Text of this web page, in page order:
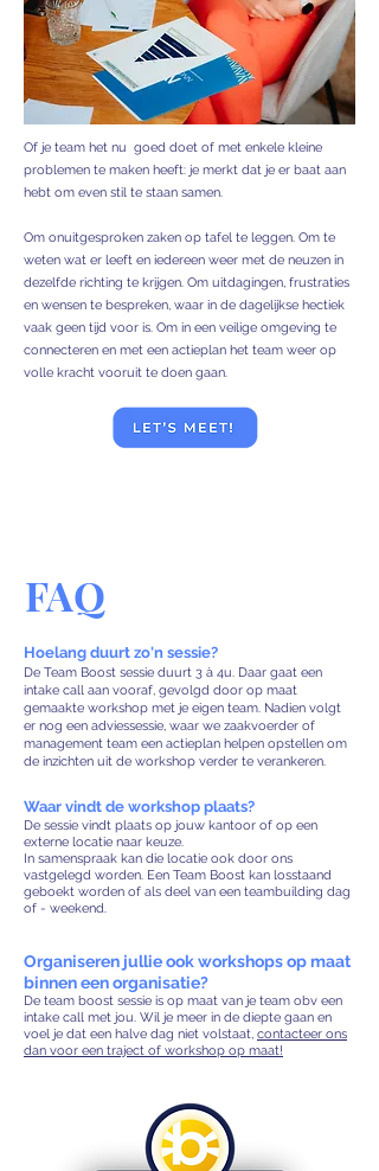
Of je team het nu goed doet of met enkele kleine
problemen te maken heeft: je merkt dat je er baat aan
hebt om even stil te staan samen.
Om onuitgesproken zaken op tafel te leggen. Om te
weten wat er leeft en iedereen weer met de neuzen in
dezelfde richting te krijgen. Om uitdagingen, frustraties
en wensen te bespreken, waar in de dagelijkse hectiek
vaak geen tijd voor is. Om in een veilige omgeving te
connecteren en met een actieplan het team weer op
volle kracht vooruit te doen gaan.
FAQ
Hoelang duurt zo'n sessie? ​
De Team Boost sessie duurt 3 à 4u. Daar gaat een
intake call aan vooraf, gevolgd door op maat
gemaakte workshop met je eigen team. Nadien volgt
er nog een adviessessie, waar we zaakvoerder of
management team een actieplan helpen opstellen om
de inzichten uit de workshop verder te verankeren.
Waar vindt de workshop plaats?
De sessie vindt plaats op jouw kantoor of op een
externe locatie naar keuze.
In samenspraak kan die locatie ook door ons
vastgelegd worden. Een Team Boost kan losstaand
geboekt worden of als deel van een teambuilding dag
of - weekend.
Organiseren jullie ook workshops op maat
binnen een organisatie?
De team boost sessie is op maat van je team obv een
intake call met jou. Wil je meer in de diepte gaan en
voel je dat een halve dag niet volstaat, contacteer ons
dan voor een traject of workshop op maat!